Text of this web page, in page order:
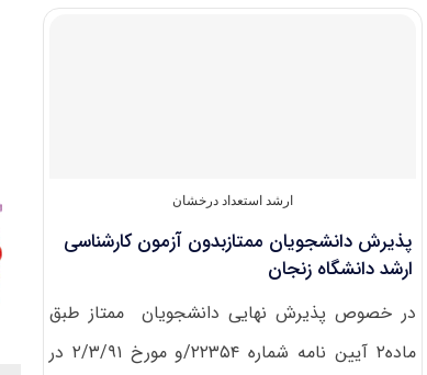
دانشجویان
ارشد استعداد درخشان
پذیرش دانشجویان ممتازبدون آزمون کارشناسی
ارشد دانشگاه زنجان
در خصوص پذیرش نهایی دانشجویان ممتاز طبق
ماده۲ آیین نامه شماره ۲۲۳۵۴/و مورخ ۲/۳/۹۱ در